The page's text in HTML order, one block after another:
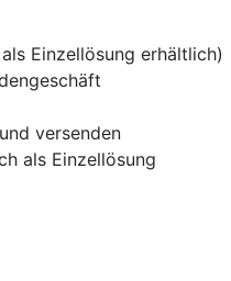
Einzellösung erhältlich)
versenden
als Einzellösung